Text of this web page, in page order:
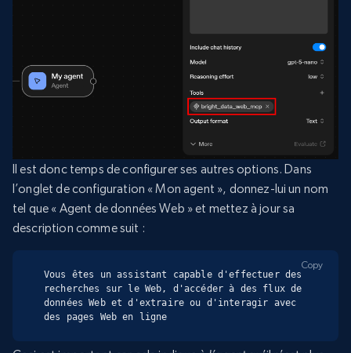
Il est donc temps de configurer ses autres options. Dans
l’onglet de configuration « Mon agent », donnez-lui un nom
tel que « Agent de données Web » et mettez à jour sa
description comme suit :
Vous êtes un assistant capable d'effectuer des
recherches sur le Web, d'accéder à des flux de
données Web et d'extraire ou d'interagir avec
des pages Web en ligne
Copy